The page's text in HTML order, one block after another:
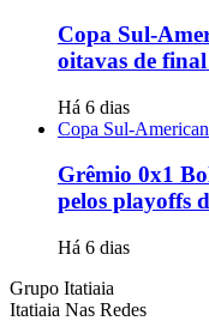
Copa Sul-
oitavas de
Há 6 dias
Copa Sul-
Grêmio 0x1
pelos playoffs
Há 6 dias
Grupo Itatiaia
Itatiaia Nas Redes